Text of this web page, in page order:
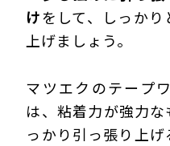
けをして、しっか
上げましょう。
マツエクのテープ
は、粘着力が強力
っかり引っ張り上